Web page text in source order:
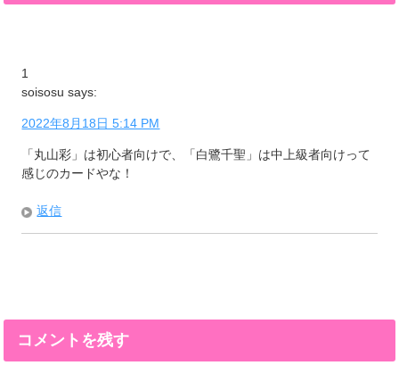
1
soisosu says:
2022年8月18日 5:14 PM
「丸山彩」は初心者向けで、「白鷺千聖」は中上級者向けって
感じのカードやな！
返信
コメントを残す